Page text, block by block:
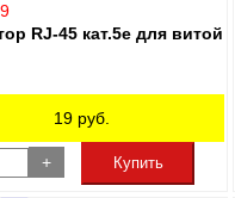
RJ-45 кат.5e для витой
19руб.
+ Купить